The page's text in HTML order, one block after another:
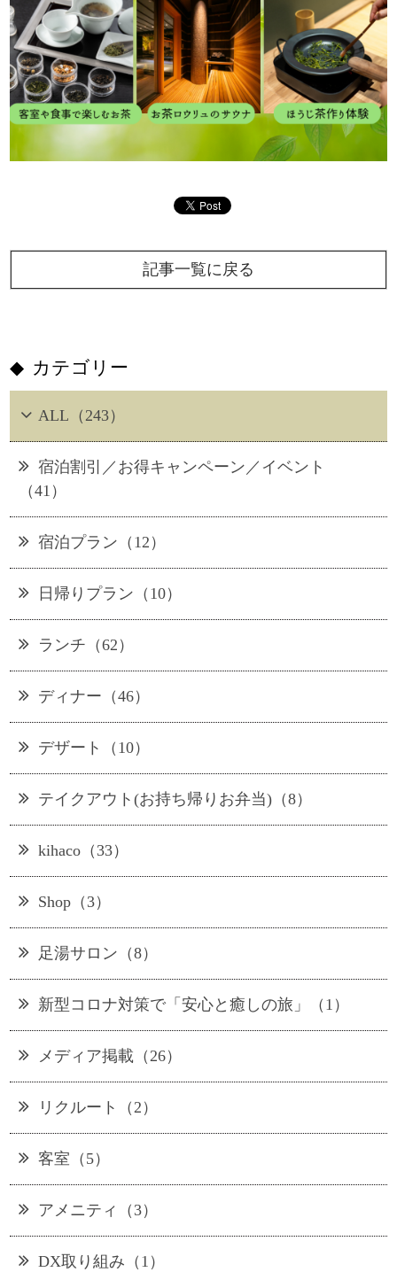
記事一覧に戻る
カテゴリー
ALL（243）
宿泊割引／お得キャンペーン／イベント
（41）
宿泊プラン（12）
日帰りプラン（10）
ランチ（62）
ディナー（46）
デザート（10）
テイクアウト(お持ち帰りお弁当)（8）
kihaco（33）
Shop（3）
足湯サロン（8）
新型コロナ対策で「安心と癒しの旅」（1）
メディア掲載（26）
リクルート（2）
客室（5）
アメニティ（3）
DX取り組み（1）